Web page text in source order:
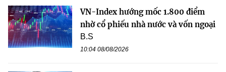
VN-Index hướng mốc 1.800 điểm
nhờ cổ phiếu nhà nước và vốn ngoại
B.S
10:04 08/08/2026